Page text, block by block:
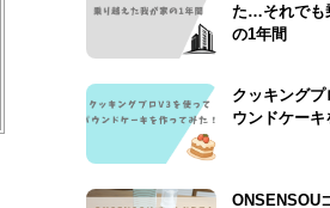
た…それでも
の1年間
クッキング
ウンドケーキ
ONSENSOU